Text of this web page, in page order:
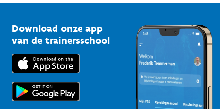
Bedrijven
Trainers en begeleiders
Topsporters
Vlaamse Trainersschool
Kennisplatform
Downloads
Voor de pers
Download onze app
van de trainersschool